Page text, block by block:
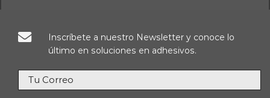
Inscríbete a nuestro Newsletter y conoce lo
último en soluciones en adhesivos.